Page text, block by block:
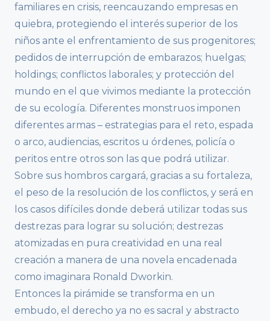
familiares en crisis, reencauzando empresas en
quiebra, protegiendo el interés superior de los
niños ante el enfrentamiento de sus progenitores;
pedidos de interrupción de embarazos; huelgas;
holdings; conflictos laborales; y protección del
mundo en el que vivimos mediante la protección
de su ecología. Diferentes monstruos imponen
diferentes armas – estrategias para el reto, espada
o arco, audiencias, escritos u órdenes, policía o
peritos entre otros son las que podrá utilizar.
Sobre sus hombros cargará, gracias a su fortaleza,
el peso de la resolución de los conflictos, y será en
los casos difíciles donde deberá utilizar todas sus
destrezas para lograr su solución; destrezas
atomizadas en pura creatividad en una real
creación a manera de una novela encadenada
como imaginara Ronald Dworkin.
Entonces la pirámide se transforma en un
embudo, el derecho ya no es sacral y abstracto